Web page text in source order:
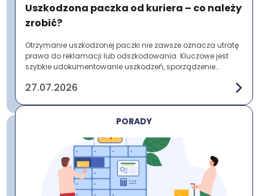
Uszkodzona paczka od kuriera – co należy
zrobić?
Otrzymanie uszkodzonej paczki nie zawsze oznacza utratę
prawa do reklamacji lub odszkodowania. Kluczowe jest
szybkie udokumentowanie uszkodzeń, sporządzenie
27.07.2026
PORADY